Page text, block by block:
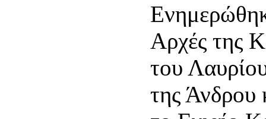
Αρχές της
του
της Άνδρου